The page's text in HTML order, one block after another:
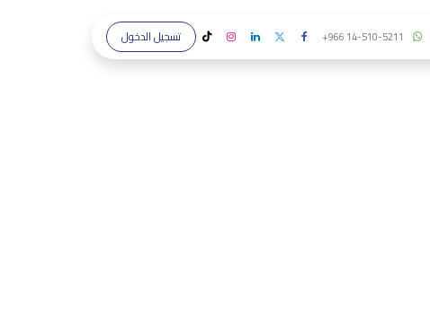
+966 14-510-5211 تسجيل الدخول